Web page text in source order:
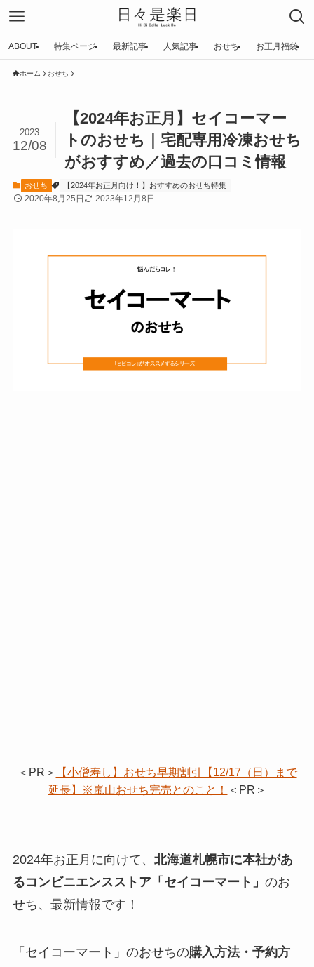
ABOUT 特集ページ 最新記事 人気記事 おせち お正月福袋
ホーム おせち
【2024年お正月】セイコーマー
トのおせち｜宅配専用冷凍おせち
がおすすめ／過去の口コミ情報
2023
12/08
おせち 【2024年お正月向け！】おすすめのおせち特集
2020年8月25日 2023年12月8日
＜PR＞
【小僧寿し】おせち早期割引【12/17（日）まで
延長】※嵐山おせち完売とのこと！
＜PR＞
2024年お正月に向けて、 北海道札幌市に本社があ
るコンビニエンスストア「セイコーマート」 のお
せち、最新情報です！
「セイコーマート」のおせちの購入方法・予約方